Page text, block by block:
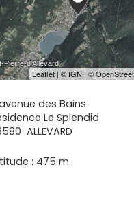
des Bains
Le Splendid
ALLEVARD
: 475 m